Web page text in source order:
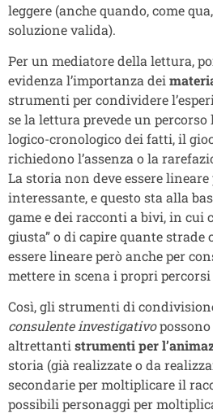
leggere (anche quando, come
soluzione valida).
Per un mediatore della lettura,
evidenza l’importanza dei
strumenti per condividere
se la lettura prevede un
logico-cronologico dei fatti, il
richiedono l’assenza o la
La storia non deve essere lineare
interessante, e questo sta alla
game e dei racconti a bivi, in cui
giusta” o di capire quante strade
essere lineare però anche per
mettere in scena i propri
Così, gli strumenti di
consulente investigativo
altrettantistrumenti per
storia (già realizzate o da
secondarie per moltiplicare il
possibili personaggi per